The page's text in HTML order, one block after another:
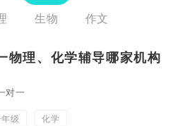
生物 作文
物理、化学辅导哪家机构
对一
级 化学